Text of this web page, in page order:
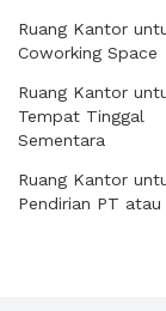
Ruang Kantor
Coworking Space
Ruang Kantor
Tempat Tinggal
Sementara
Ruang Kantor
Pendirian PT atau